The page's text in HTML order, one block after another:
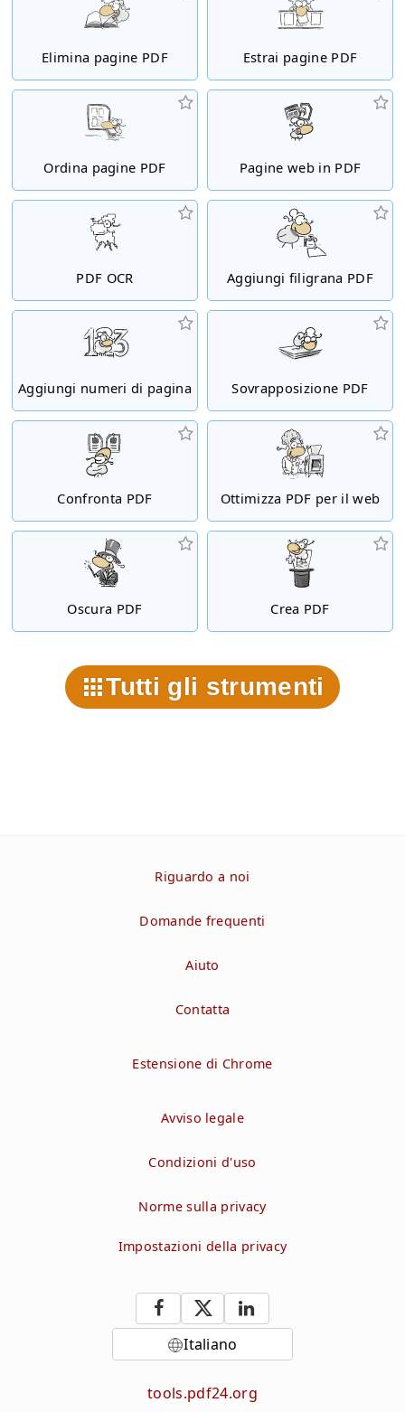
Elimina pagine PDF Estrai pagine PDF
Ordina pagine PDF Pagine web in PDF
PDF OCR Aggiungi filigrana PDF
Aggiungi numeri di pagina Sovrapposizione PDF
Confronta PDF Ottimizza PDF per il web
Oscura PDF Crea PDF
Tutti gli strumenti
Riguardo a noi
Domande frequenti
Aiuto
Contatta
Estensione di Chrome
Avviso legale
Condizioni d'uso
Norme sulla privacy
Impostazioni della privacy
Italiano
tools.pdf24.org